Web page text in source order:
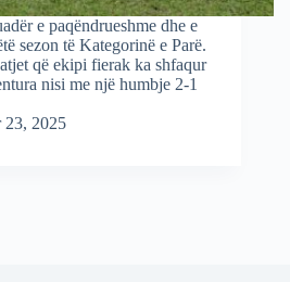
e paqëndrueshme dhe e
sezon të Kategorinë e Parë.
që ekipi fierak ka shfaqur
nisi me një humbje 2-1
23, 2025